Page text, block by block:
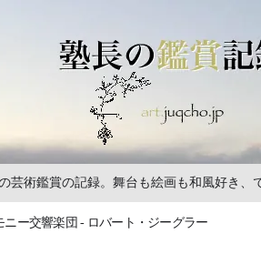
芸術鑑賞の記録。舞台も絵画も和風好き、
ニー交響楽団 - ロバート・ジーグラー